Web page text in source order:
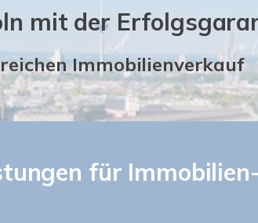
mit der
Immobilienverkauf
für